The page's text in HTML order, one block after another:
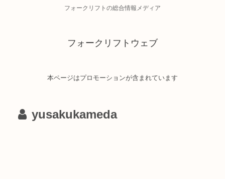
フォークリフトの総合情報メディア
フォークリフトウェブ
本ページはプロモーションが含まれています
yusakukameda